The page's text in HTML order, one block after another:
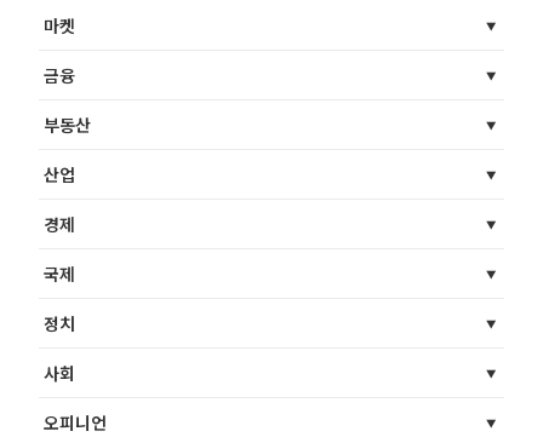
마켓
금융
부동산
산업
경제
국제
정치
사회
오피니언